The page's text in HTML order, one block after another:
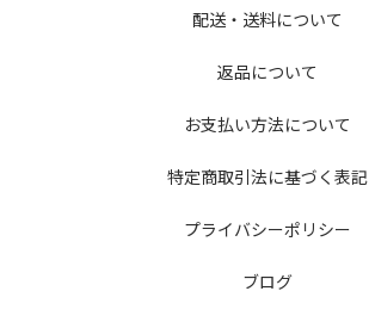
配送・送料について
返品について
お支払い方法について
特定商取引法に基づく表記
プライバシーポリシー
ブログ